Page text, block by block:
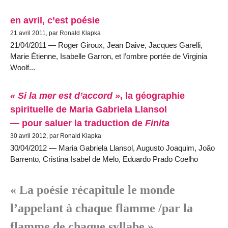
en avril, c’est poésie
21 avril 2011, par Ronald Klapka
21/04/2011 — Roger Giroux, Jean Daive, Jacques Garelli,
Marie Étienne, Isabelle Garron, et l’ombre portée de Virginia
Woolf...
« Si la mer est d’accord », la géographie
spirituelle de Maria Gabriela Llansol
— pour saluer la traduction de Finita
30 avril 2012, par Ronald Klapka
30/04/2012 — Maria Gabriela Llansol, Augusto Joaquim, João
Barrento, Cristina Isabel de Melo, Eduardo Prado Coelho
« La poésie récapitule le monde
l’appelant à chaque flamme /par la